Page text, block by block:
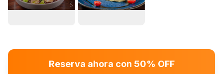
Reserva ahora con 50% OFF